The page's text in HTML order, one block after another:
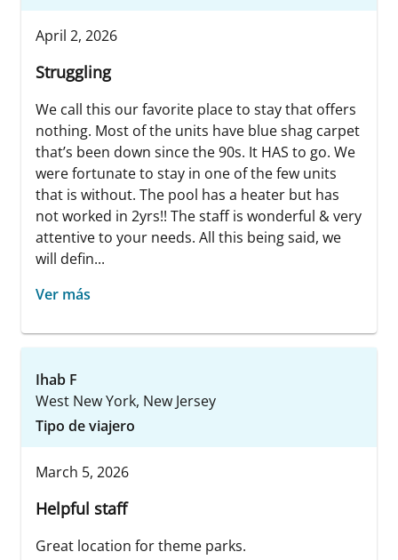
April 2, 2026
Struggling
We call this our favorite place to stay that offers
nothing. Most of the units have blue shag carpet
that’s been down since the 90s. It HAS to go. We
were fortunate to stay in one of the few units
that is without. The pool has a heater but has
not worked in 2yrs!! The staff is wonderful & very
attentive to your needs. All this being said, we
will defin...
Ver más
Ihab F
West New York, New Jersey
Tipo de viajero
March 5, 2026
Helpful staff
Great location for theme parks.